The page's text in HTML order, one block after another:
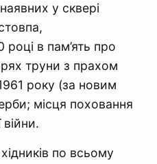
у сквері
в пам’ять про
труни з прахом
року (за новим
місця поховання
війни.
по всьому